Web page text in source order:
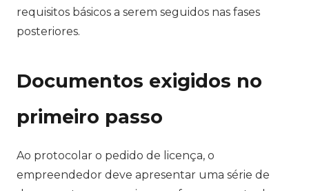
requisitos básicos a serem seguidos nas fases
posteriores.
Documentos exigidos no
primeiro passo
Ao protocolar o pedido de licença, o
empreendedor deve apresentar uma série de